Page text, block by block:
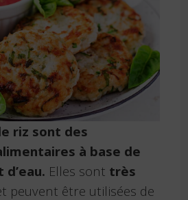
riz sont des
à base de
Elles sont très
peuvent être utilisées de